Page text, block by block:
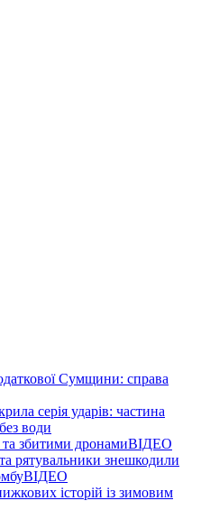
Сумщини: справа
серія ударів: частина
води
збитими дронамиВІДЕО
рятувальники знешкодили
ВІДЕО
історій із зимовим